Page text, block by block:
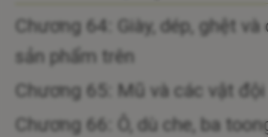
Chương 64: Giày, dép, ghệt
sản phẩm trên
Chương 65: Mũ và các vật
Chương 66: Ô, dù che, ba